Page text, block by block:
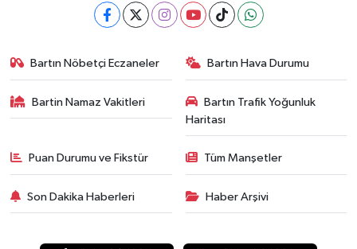
Bartın Nöbetçi Eczaneler Bartın Hava Durumu
Bartin Namaz Vakitleri
Bartın Trafik Yoğunluk
Haritası
Puan Durumu ve Fikstür Tüm Manşetler
Son Dakika Haberleri Haber Arşivi